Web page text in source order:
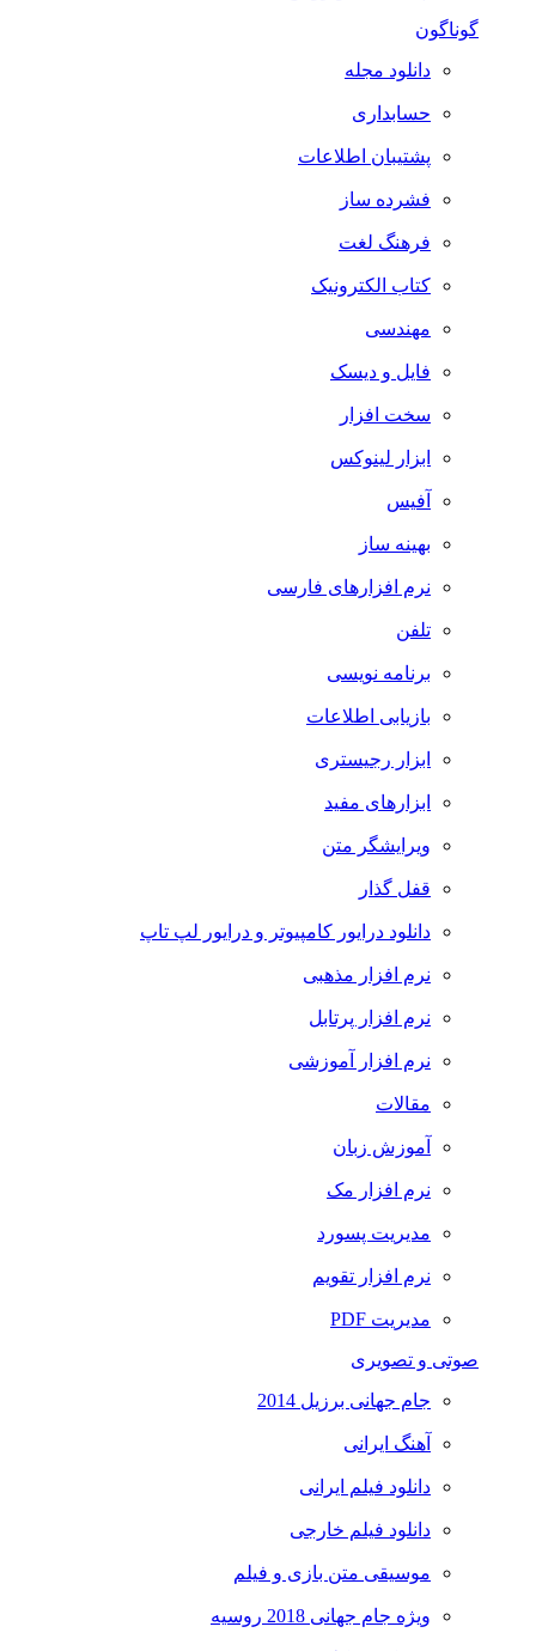
گوناگون
دانلود مجله
حسابداری
پشتیبان اطلاعات
فشرده ساز
فرهنگ لغت
کتاب الکترونیک
مهندسی
فایل و دیسک
سخت افزار
ابزار لینوکس
آفیس
بهینه ساز
نرم افزارهای فارسی
تلفن
برنامه نویسی
بازیابی اطلاعات
ابزار رجیستری
ابزارهای مفید
ویرایشگر متن
قفل گذار
دانلود درایور کامپیوتر و درایور لپ تاپ
نرم افزار مذهبی
نرم افزار پرتابل
نرم افزار آموزشی
مقالات
آموزش زبان
نرم افزار مک
مدیریت پسورد
نرم افزار تقویم
مدیریت PDF
صوتی و تصویری
جام جهانی برزیل 2014
آهنگ ایرانی
دانلود فیلم ایرانی
دانلود فیلم خارجی
موسیقی متن بازی و فیلم
ویژه جام جهانی 2018 روسیه